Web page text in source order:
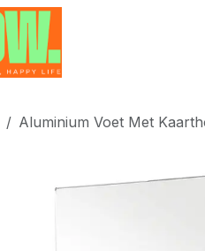
Aluminium Voet Met